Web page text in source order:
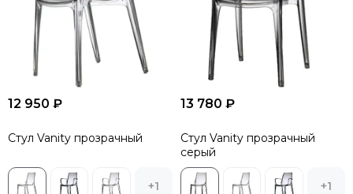
12 950 ₽
Стул Vanity прозрачный
+1
13 780 ₽
Стул Vanity прозрачный
серый
+1